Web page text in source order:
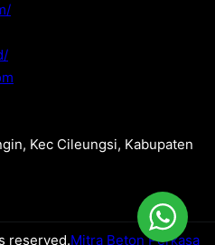
Kec Cileungsi, Kabupaten
reserved.Mitra Beton Perkasa